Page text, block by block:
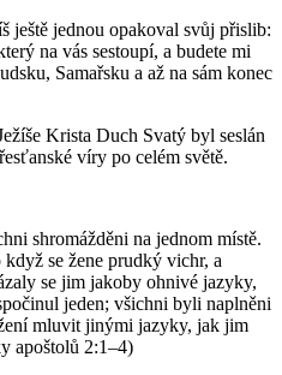
ještě jednou opakoval svůj přislib:
na vás sestoupí, a budete mi
Samařsku a až na sám konec
Krista Duch Svatý byl seslán
víry po celém světě.
shromážděni na jednom místě.
se žene prudký vichr, a
se jim jakoby ohnivé jazyky,
jeden; všichni byli naplněni
mluvit jinými jazyky, jak jim
apoštolů 2:1–4)